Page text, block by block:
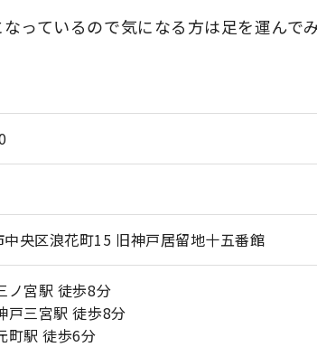
っているので気になる方は足を運んで
央区浪花町15 旧神戸居留地十五番館
ノ宮駅 徒歩8分
戸三宮駅 徒歩8分
町駅 徒歩6分